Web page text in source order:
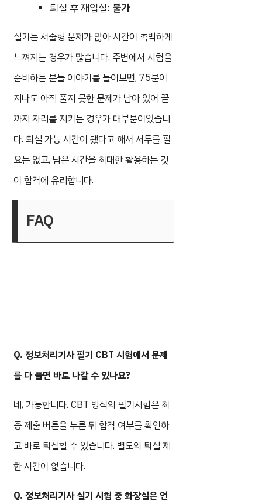
퇴실 후 재입실: 불가
실기는 서술형 문제가 많아 시간이 촉박하게
느껴지는 경우가 많습니다. 주변에서 시험을
준비하는 분들 이야기를 들어보면, 75분이
지나도 아직 풀지 못한 문제가 남아 있어 끝
까지 자리를 지키는 경우가 대부분이었습니
다. 퇴실 가능 시간이 됐다고 해서 서두를 필
요는 없고, 남은 시간을 최대한 활용하는 것
이 합격에 유리합니다.
FAQ
Q. 정보처리기사 필기 CBT 시험에서 문제
를 다 풀면 바로 나갈 수 있나요?
네, 가능합니다. CBT 방식의 필기시험은 최
종 제출 버튼을 누른 뒤 합격 여부를 확인하
고 바로 퇴실할 수 있습니다. 별도의 퇴실 제
한 시간이 없습니다.
Q. 정보처리기사 실기 시험 중 화장실은 언